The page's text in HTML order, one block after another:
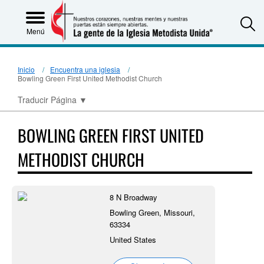
Menú
Inicio
Encuentra una iglesia
Bowling Green First United Methodist Church
Traducir Página ▼
BOWLING GREEN FIRST UNITED
METHODIST CHURCH
8 N Broadway
Bowling Green, Missouri,
63334
United States